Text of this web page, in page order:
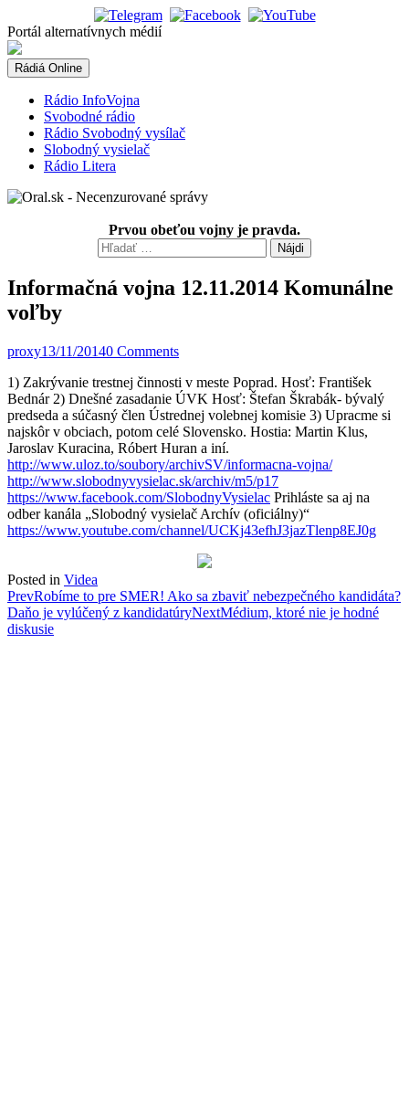
to
content
Portál alternatívnych médií
Rádiá Online
Rádio InfoVojna
Svobodné rádio
Rádio Svobodný vysílač
Slobodný vysielač
Rádio Litera
Prvou obeťou vojny je pravda.
Hľadať:
Informačná vojna 12.11.2014 Komunálne
voľby
proxy13/11/20140 Comments
1) Zakrývanie trestnej činnosti v meste Poprad. Hosť: František
Bednár 2) Dnešné zasadanie ÚVK Hosť: Štefan Škrabák- bývalý
predseda a súčasný člen Ústrednej volebnej komisie 3) Upracme si
najskôr v obciach, potom celé Slovensko. Hostia: Martin Klus,
Jaroslav Kuracina, Róbert Huran a iní.
http://www.uloz.to/soubory/archivSV/informacna-vojna/
http://www.slobodnyvysielac.sk/archiv/m5/p17
https://www.facebook.com/SlobodnyVysielac Prihláste sa aj na
odber kanála „Slobodný vysielač Archív (oficiálny)“
https://www.youtube.com/channel/UCKj43efhJ3jazTlenp8EJ0g
Posted in Videa
Post
navigation
PrevRobíme to pre SMER! Ako sa zbaviť nebezpečného kandidáta?
Daňo je vylúčený z kandidatúryNextMédium, ktoré nie je hodné
diskusie